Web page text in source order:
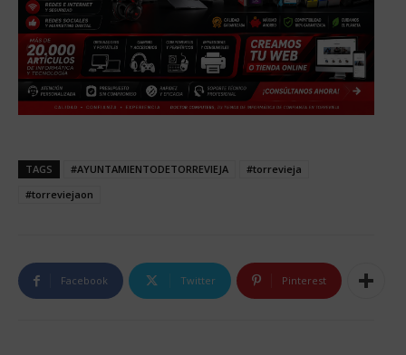
TAGS #AYUNTAMIENTODETORREVIEJA
#torrevieja
#torreviejaon
Facebook Twitter Pinterest